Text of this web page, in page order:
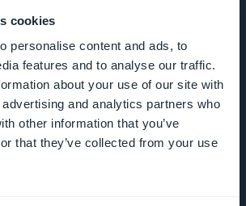
cookies
personalise content and ads, to
features and to analyse our traffic.
about your use of our site with
and analytics partners who
other information that you’ve
that they’ve collected from your use